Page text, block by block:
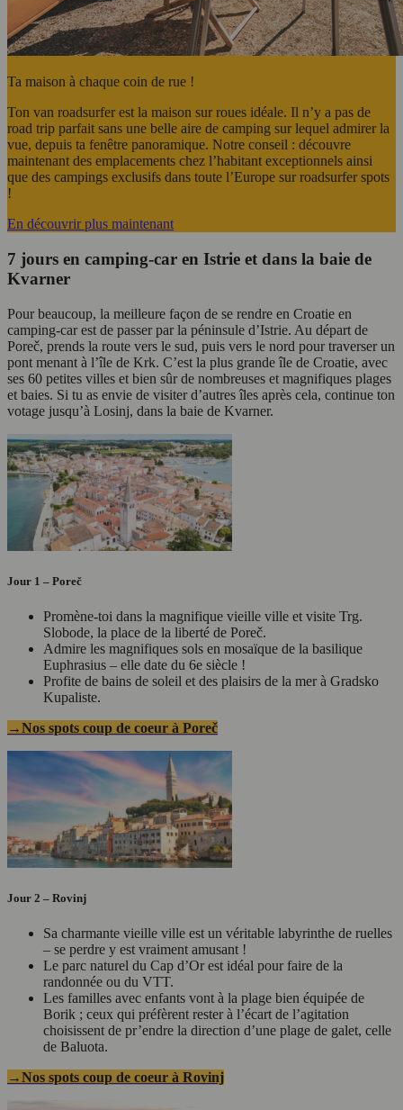
Ta maison à chaque coin de rue !
Ton van roadsurfer est la maison sur roues idéale. Il n’y a pas de
road trip parfait sans une belle aire de camping sur lequel admirer la
vue, depuis ta fenêtre panoramique. Notre conseil : découvre
maintenant des emplacements chez l’habitant exceptionnels ainsi
que des campings exclusifs dans toute l’Europe sur roadsurfer spots
!
En découvrir plus maintenant
7 jours en camping-car en Istrie et dans la baie de
Kvarner
Pour beaucoup, la meilleure façon de se rendre en Croatie en
camping-car est de passer par la péninsule d’Istrie. Au départ de
Poreč, prends la route vers le sud, puis vers le nord pour traverser un
pont menant à l’île de Krk. C’est la plus grande île de Croatie, avec
ses 60 petites villes et bien sûr de nombreuses et magnifiques plages
et baies. Si tu as envie de visiter d’autres îles après cela, continue ton
votage jusqu’à Losinj, dans la baie de Kvarner.
Jour 1 – Poreč
Promène-toi dans la magnifique vieille ville et visite Trg.
Slobode, la place de la liberté de Poreč.
Admire les magnifiques sols en mosaïque de la basilique
Euphrasius – elle date du 6e siècle !
Profite de bains de soleil et des plaisirs de la mer à Gradsko
Kupaliste.
→Nos spots coup de coeur à Poreč
Jour 2 – Rovinj
Sa charmante vieille ville est un véritable labyrinthe de ruelles
– se perdre y est vraiment amusant !
Le parc naturel du Cap d’Or est idéal pour faire de la
randonnée ou du VTT.
Les familles avec enfants vont à la plage bien équipée de
Borik ; ceux qui préfèrent rester à l’écart de l’agitation
choisissent de pr’endre la direction d’une plage de galet, celle
de Baluota.
→Nos spots coup de coeur à Rovinj